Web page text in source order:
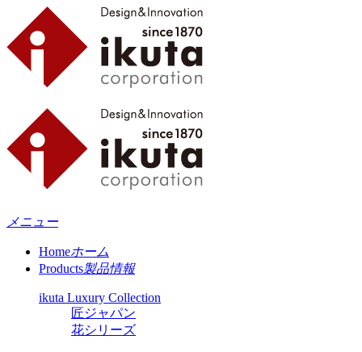
メニュー
Homeホーム
Products製品情報
ikuta Luxury Collection
匠ジャパン
花シリーズ